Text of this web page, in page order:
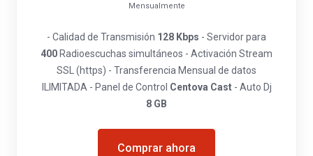
Mensualmente
- Calidad de Transmisión 128 Kbps - Servidor para
400 Radioescuchas simultáneos - Activación Stream
SSL (https) - Transferencia Mensual de datos
ILIMITADA - Panel de Control Centova Cast- Auto Dj
8 GB
Comprar ahora